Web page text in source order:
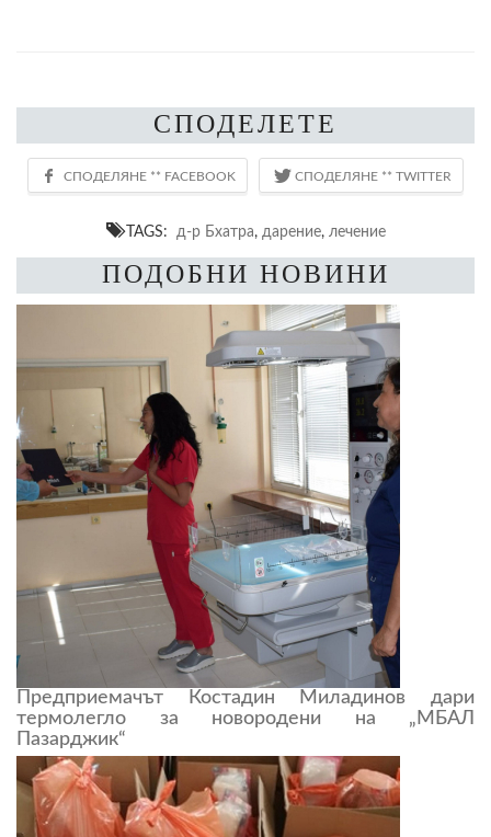
СПОДЕЛЕТЕ
TAGS: д-р Бхатра, дарение, лечение
ПОДОБНИ НОВИНИ
Предприемачът Костадин Миладинов дари
термолегло за новородени на „МБАЛ
Пазарджик“